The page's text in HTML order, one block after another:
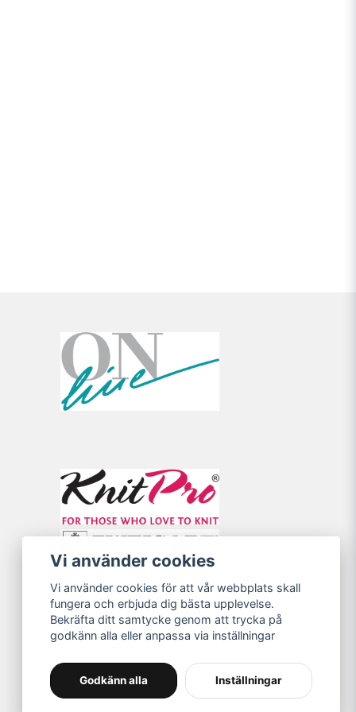
Vi använder cookies
Vi använder cookies för att vår webbplats skall
fungera och erbjuda dig bästa upplevelse.
Bekräfta ditt samtycke genom att trycka på
godkänn alla eller anpassa via inställningar
Godkänn alla Inställningar